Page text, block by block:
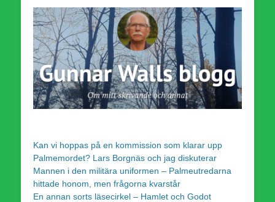
Kan vi hoppas på en kommission som klarar upp
Palmemordet? Lars Borgnäs och jag diskuterar
Mannen i den militära uniformen – Palmeutredarna
hittade honom, men frågorna kvarstår
En annan sorts läsecirkel – Hamlet och Godot